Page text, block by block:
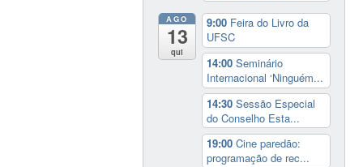
AGO
13
qui
9:00 Feira do Livro da
UFSC
14:00Seminário
Internacional ‘Ninguém...
14:30Sessão Especial
do Conselho Esta...
19:00Cine paredão:
programação de rec...